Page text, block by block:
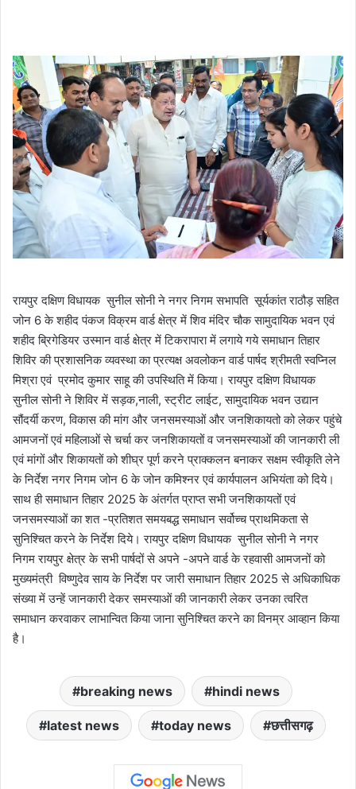
रायपुर दक्षिण विधायक सुनील सोनी ने नगर निगम सभापति सूर्यकांत राठौड़ सहित
जोन 6 के शहीद पंकज विक्रम वार्ड क्षेत्र में शिव मंदिर चौक सामुदायिक भवन एवं
शहीद ब्रिगेडियर उस्मान वार्ड क्षेत्र में टिकरापारा में लगाये गये समाधान तिहार
शिविर की प्रशासनिक व्यवस्था का प्रत्यक्ष अवलोकन वार्ड पार्षद श्रीमती स्वप्निल
मिश्रा एवं प्रमोद कुमार साहू की उपस्थिति में किया। रायपुर दक्षिण विधायक
सुनील सोनी ने शिविर में सड़क,नाली, स्ट्रीट लाईट, सामुदायिक भवन उद्यान
सौंदर्यी करण, विकास की मांग और जनसमस्याओं और जनशिकायतो को लेकर पहुंचे
आमजनों एवं महिलाओं से चर्चा कर जनशिकायतों व जनसमस्याओं की जानकारी ली
एवं मांगों और शिकायतों को शीघ्र पूर्ण करने प्राक्कलन बनाकर सक्षम स्वीकृति लेने
के निर्देश नगर निगम जोन 6 के जोन कमिश्नर एवं कार्यपालन अभियंता को दिये।
साथ ही समाधान तिहार 2025 के अंतर्गत प्राप्त सभी जनशिकायतों एवं
जनसमस्याओं का शत -प्रतिशत समयबद्ध समाधान सर्वोच्च प्राथमिकता से
सुनिश्चित करने के निर्देश दिये। रायपुर दक्षिण विधायक सुनील सोनी ने नगर
निगम रायपुर क्षेत्र के सभी पार्षदों से अपने -अपने वार्ड के रहवासी आमजनों को
मुख्यमंत्री विष्णुदेव साय के निर्देश पर जारी समाधान तिहार 2025 से अधिकाधिक
संख्या में उन्हें जानकारी देकर समस्याओं की जानकारी लेकर उनका त्वरित
समाधान करवाकर लाभान्वित किया जाना सुनिश्चित करने का विनम्र आव्हान किया
है।
breaking news hindi news
latest news today news छत्तीसगढ़